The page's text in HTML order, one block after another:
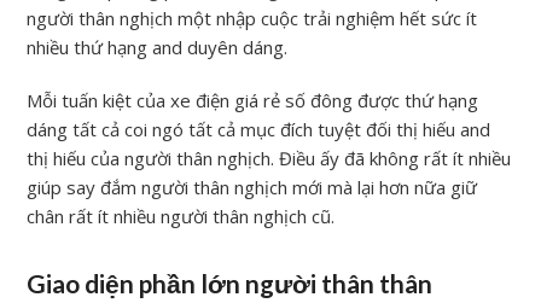
người thân nghịch một nhập cuộc trải nghiệm hết sức ít
nhiều thứ hạng and duyên dáng.
Mỗi tuấn kiệt của xe điện giá rẻ số đông được thứ hạng
dáng tất cả coi ngó tất cả mục đích tuyệt đối thị hiếu and
thị hiếu của người thân nghịch. Điều ấy đã không rất ít nhiều
giúp say đắm người thân nghịch mới mà lại hơn nữa giữ
chân rất ít nhiều người thân nghịch cũ.
Giao diện phần lớn người thân thân